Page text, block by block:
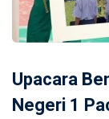
Upacara
Negeri 1